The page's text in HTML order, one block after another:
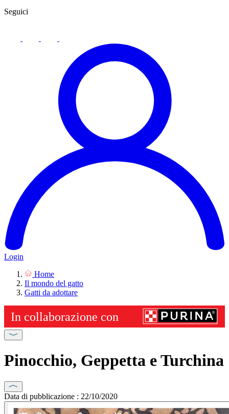
Seguici
Login
Home
Il mondo del gatto
Gatti da adottare
Pinocchio, Geppetta e Turchina
Data di pubblicazione : 22/10/2020